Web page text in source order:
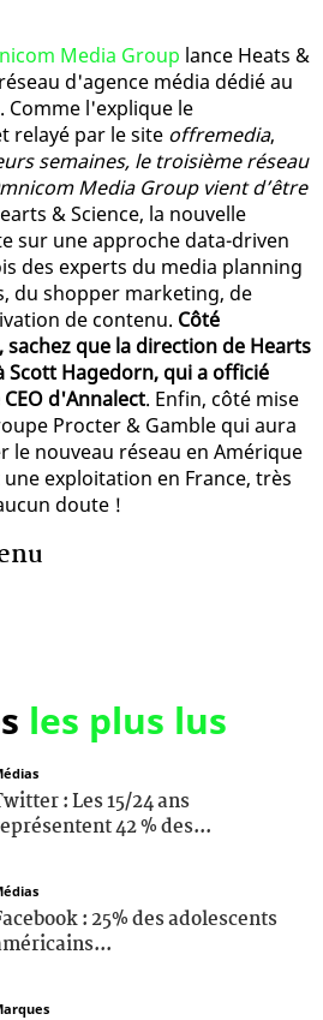
Media Group lance Heats &
d'agence média dédié au
l'explique le
relayé par le site offremedia,
semaines, le troisième réseau
Media Group vient d’être
& Science, la nouvelle
sur une approche data-driven
des experts du media planning
du shopper marketing, de
de contenu. Côté
sachez que la direction de Hearts
Scott Hagedorn, qui a officié
d'Annalect. Enfin, côté mise
Procter & Gamble qui aura
le nouveau réseau en Amérique
exploitation en France, très
doute !
les plus lus
: Les 15/24 ans
42 % des...
: 25% des adolescents